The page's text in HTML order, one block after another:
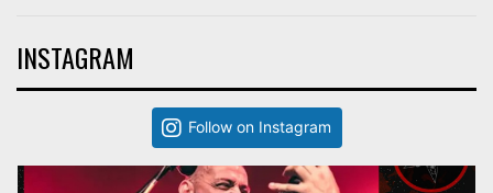
INSTAGRAM
Follow on Instagram